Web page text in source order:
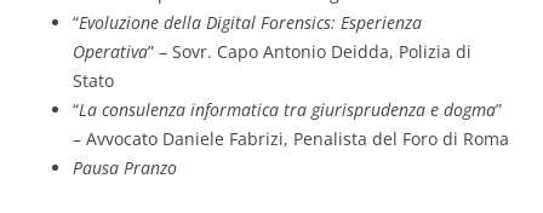
“Evoluzione della Digital Forensics: Esperienza
Operativa” – Sovr. Capo Antonio Deidda, Polizia di
Stato
“La consulenza informatica tra giurisprudenza e dogma”
– Avvocato Daniele Fabrizi, Penalista del Foro di Roma
Pausa Pranzo